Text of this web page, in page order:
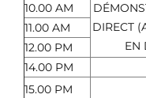
DIRECT
EN
10.00 AM
11.00 AM
12.00 PM
14.00 PM
15.00 PM